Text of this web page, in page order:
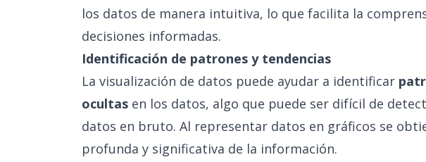
los datos de manera intuitiva, lo que facilita la
decisiones informadas.
Identificación de patrones y tendencias
La visualización de datos puede ayudar a identificar
ocultas en los datos, algo que puede ser difícil de
datos en bruto. Al representar datos en gráficos se
profunda y significativa de la información.